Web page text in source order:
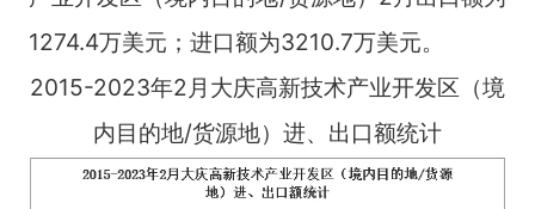
1274.4万美元；进口额为3210.7万美元。
2015-2023年2月大庆高新技术产业开发区（境
内目的地/货源地）进、出口额统计